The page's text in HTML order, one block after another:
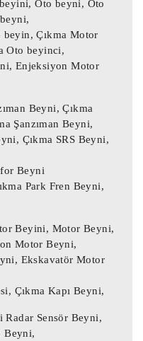
4 Abs Beyni
Abs Beyni
Abs Beyni
Beyni
Beyni
2265106516
0265243683
476605492R
Abs
Oto beyni, Oto
beyin, Çıkma Motor
Oto beyinci,
Enjeksiyon Motor
Beyni, Çıkma
Şanzıman Beyni,
Çıkma SRS Beyni,
Beyni
Park Fren Beyni,
Beyini, Motor Beyni,
Motor Beyni,
Ekskavatör Motor
Çıkma Kapı Beyni,
Radar Sensör Beyni,
Beyni,